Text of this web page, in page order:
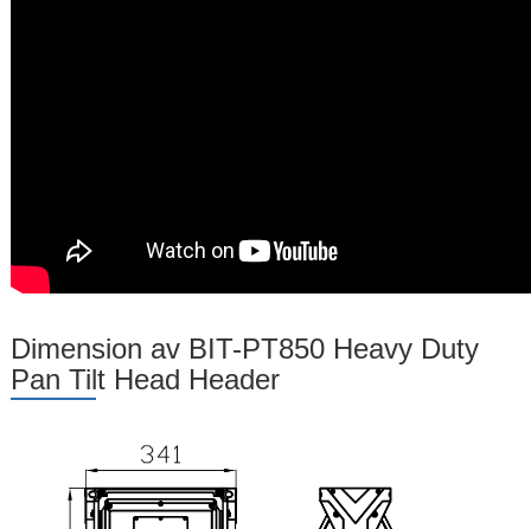
Dimension av BIT-PT850 Heavy Duty
Pan Tilt Head Header